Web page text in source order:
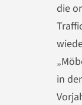
die
in